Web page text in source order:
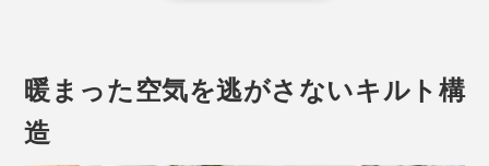
暖まった空気を逃がさないキルト構
造